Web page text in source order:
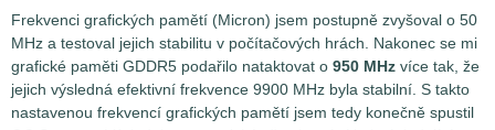
Frekvenci grafických pamětí (Micron) jsem postupně zvyšoval o 50
MHz a testoval jejich stabilitu v počítačových hrách. Nakonec se mi
grafické paměti GDDR5 podařilo nataktovat o 950 MHz více tak, že
jejich výsledná efektivní frekvence 9900 MHz byla stabilní. S takto
nastavenou frekvencí grafických pamětí jsem tedy konečně spustil